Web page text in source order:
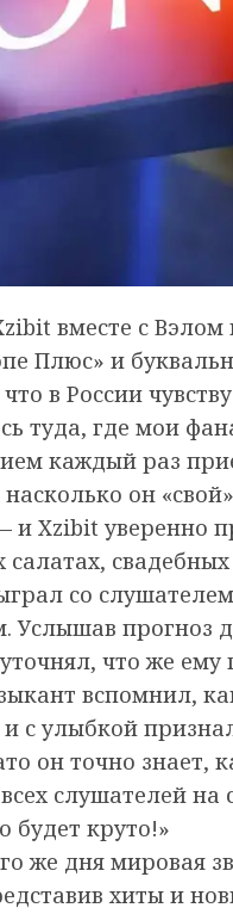
вместе с
Плюс» и
в России
туда, где мои
каждый раз
он
и Xzibit уверенно
салатах,
со
Услышав прогноз
что же ему
вспомнил,
и с улыбкой
он точно знает,
слушателей на
будет круто!»
же дня мировая
хиты и